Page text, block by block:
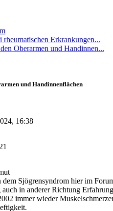
rheumatischen Erkrankungen...
Oberarmen und Handinnen...
und Handinnenflächen
16:38
Sjögrensyndrom hier im
in anderer Richtung
immer wieder